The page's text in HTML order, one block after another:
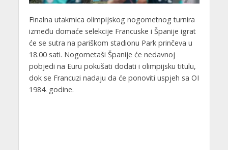
Finalna utakmica olimpijskog nogometnog turnira
između domaće selekcije Francuske i Španije igrat
će se sutra na pariškom stadionu Park prinčeva u
18.00 sati. Nogometaši Španije će nedavnoj
pobjedi na Euru pokušati dodati i olimpijsku titulu,
dok se Francuzi nadaju da će ponoviti uspjeh sa OI
1984. godine.